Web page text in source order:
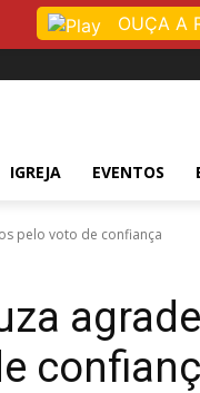
IGREJA EVENTOS
pelo voto de confiança
OUÇA A